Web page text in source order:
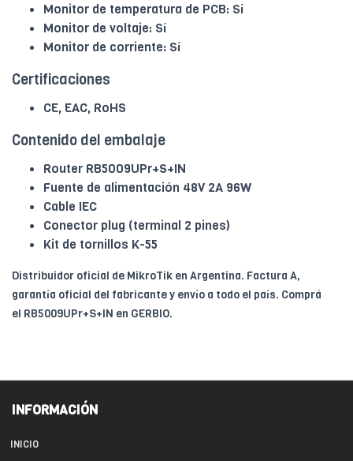
Monitor de temperatura de PCB: Sí
Monitor de voltaje: Sí
Monitor de corriente: Sí
Certificaciones
CE, EAC, RoHS
Contenido del embalaje
Router RB5009UPr+S+IN
Fuente de alimentación 48V 2A 96W
Cable IEC
Conector plug (terminal 2 pines)
Kit de tornillos K-55
Distribuidor oficial de MikroTik en Argentina. Factura A,
garantía oficial del fabricante y envío a todo el país. Comprá
el RB5009UPr+S+IN en GERBIO.
INFORMACIÓN
INICIO